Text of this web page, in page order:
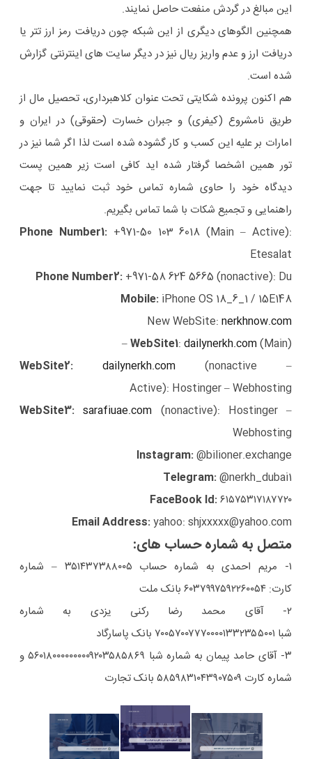
این مبالغ در گردش منفعت حاصل نمایند.
همچنین الگوهای دیگری از این شبکه چون دریافت رمز ارز تتر یا
دریافت ارز و عدم واریز ریال نیز در دیگر سایت های اینترنتی گزارش
شده است.
هم اکنون پرونده شکایتی تحت عنوان کلاهبرداری، تحصیل مال از
طریق نامشروع (کیفری) و جبران خسارت (حقوقی) در ایران و
امارات بر علیه این کسب و کار گشوده شده است لذا اگر شما نیز در
تور همین اشخصا گرفتار شده اید کافی است زیر همین پست
دیدگاه خود را حاوی شماره تماس خود ثبت نمایید تا جهت
راهنمایی و تجمیع شکات با شما تماس بگیریم.
Phone Number1: +971-50 103 6018 (Main – Active):
Etesalat
Phone Number2: +971-58 624 5665 (nonactive): Du
Mobile: iPhone OS 18_6_1 / 15E148
New WebSite: nerkhnow.com
WebSite1: dailynerkh.com (Main) –
WebSite2:
dailynerkh.com (nonactive –
Active): Hostinger – Webhosting
WebSite3: sarafiuae.com (nonactive): Hostinger –
Webhosting
Instagram: @bilioner.exchange
Telegram: @nerkh_dubai1
FaceBook Id: ۶۱۵۷۵۳۱۷۱۸۷۷۲۰
Email Address: yahoo: shjxxxxx@yahoo.com
متصل به شماره حساب های:
۱- مریم احمدی به شماره حساب ۳۵۱۴۳۷۳۸۸۰۰۵ – شماره
کارت: ۶۰۳۷۹۹۷۵۹۲۲۶۰۰۵۴ بانک ملت
۲- آقای محمد رضا رکنی یزدی به شماره
شبا ۷۰۰۵۷۰۰۷۷۷۰۰۰۰۱۳۳۲۳۵۵۰۰۱ بانک پاسارگاد
۳- آقای حامد پیمان به شماره شبا ۵۶۰۱۸۰۰۰۰۰۰۰۰۰۹۲۰۳۵۸۵۸۶۹ و
شماره کارت ۵۸۵۹۸۳۱۰۴۳۹۰۷۵۰۹ بانک تجارت